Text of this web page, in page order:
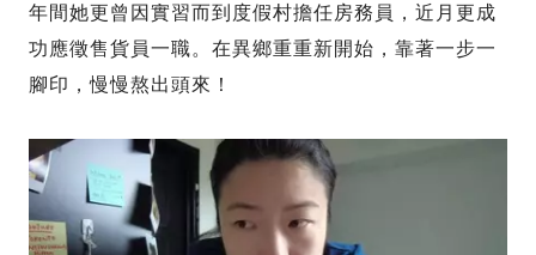
年間她更曾因實習而到度假村擔任房務員，近月更成
功應徵售貨員一職。在異鄉重重新開始，靠著一步一
腳印，慢慢熬出頭來！